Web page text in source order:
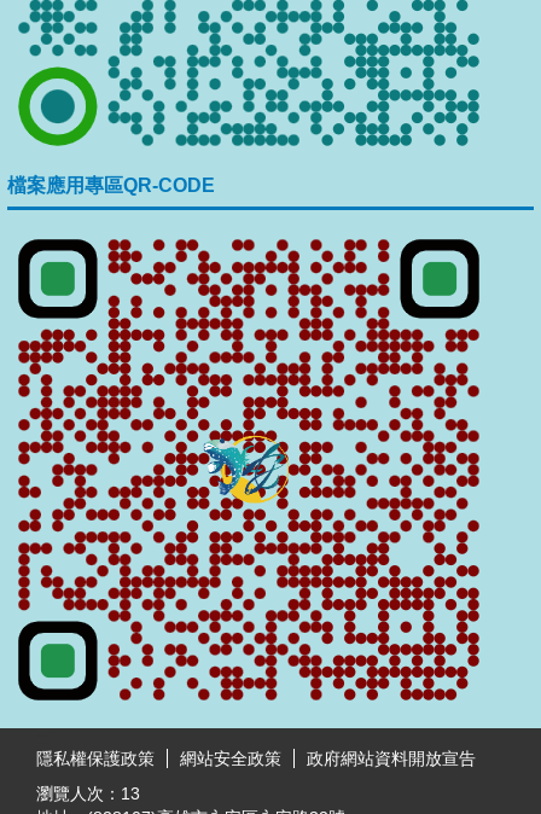
檔案應用專區QR-CODE
隱私權保護政策
網站安全政策
政府網站資料開放宣告
瀏覽人次： 13